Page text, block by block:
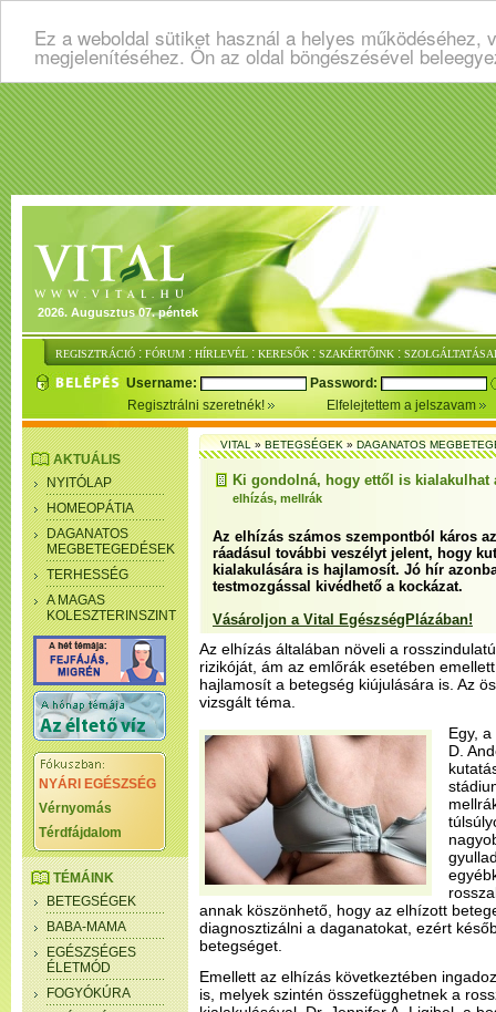
Ez a weboldal sütiket használ a helyes
megjelenítéséhez. Ön az oldal böngészésével
2026. Augusztus 07. péntek
REGISZTRÁCIÓ : FÓRUM : HÍRLEVÉL : KERESŐK : SZAKÉRTŐINK :
Username:
Password:
Regisztrálni szeretnék!
Elfelejtettem a jelszavam
AKTUÁLIS
NYITÓLAP
HOMEOPÁTIA
DAGANATOS
MEGBETEGEDÉSEK
TERHESSÉG
A MAGAS
KOLESZTERINSZINT
NYÁRI EGÉSZSÉG
Vérnyomás
Térdfájdalom
TÉMÁINK
BETEGSÉGEK
BABA-MAMA
EGÉSZSÉGES
ÉLETMÓD
FOGYÓKÚRA
VITAL»BETEGSÉGEK»DAGANATOS
Ki gondolná, hogy ettől is kialakulhat
elhízás, mellrák
Az elhízás számos szempontból káros
ráadásul további veszélyt jelent, hogy
kialakulására is hajlamosít. Jó hír
testmozgással kivédhető a kockázat.
Vásároljon a Vital EgészségPlázában!
Az elhízás általában növeli a
rizikóját, ám az emlőrák esetében
hajlamosít a betegség kiújulására is. Az
vizsgált téma.
Egy,
D.
annak köszönhető, hogy az elhízott
diagnosztizálni a daganatokat, ezért
betegséget.
Emellett az elhízás következtében
is, melyek szintén összefügghetnek a